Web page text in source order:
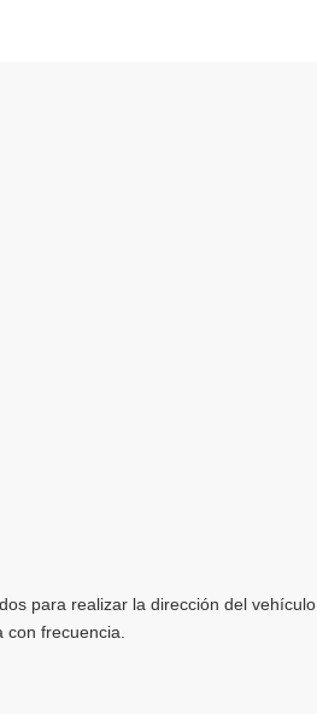
para realizar la dirección del vehículo.
frecuencia.